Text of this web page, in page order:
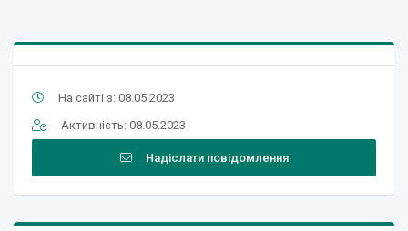
На сайті з: 08.05.2023
Активність: 08.05.2023
Надіслати повідомлення